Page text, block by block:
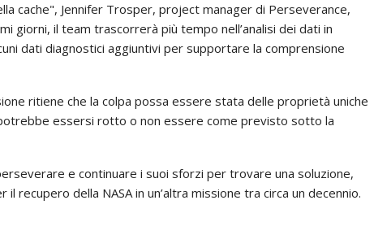
cache", Jennifer Trosper, project manager di Perseverance,
giorni, il team trascorrerà più tempo nell’analisi dei dati in
dati diagnostici aggiuntivi per supportare la comprensione
ritiene che la colpa possa essere stata delle proprietà uniche
essersi rotto o non essere come previsto sotto la
e continuare i suoi sforzi per trovare una soluzione,
recupero della NASA in un’altra missione tra circa un decennio.